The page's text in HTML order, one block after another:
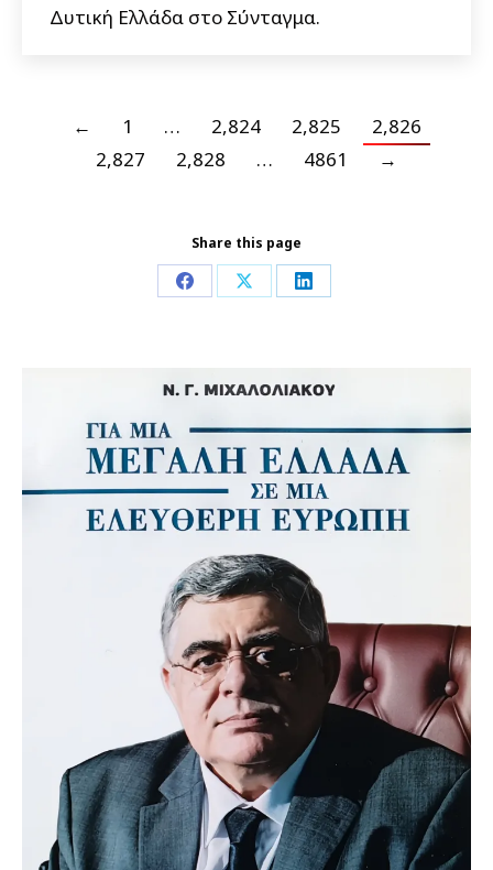
Δυτική Ελλάδα στο Σύνταγμα.
← 1 … 2,824 2,825
2,826
2,827
2,828 … 4861 →
Share this page
Share Share Share